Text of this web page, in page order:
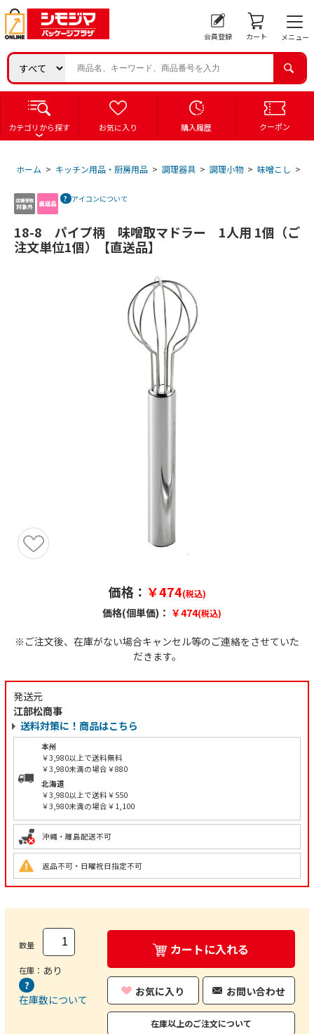
会員登録 カート メニュー
カテゴリから探す お気に入り 購入履歴 クーポン
ホーム > キッチン用品・厨房用品 > 調理器具 > 調理小物 > 味噌こし >
アイコンについて
18-8 パイプ柄 味噌取マドラー 1人用 1個（ご
注文単位1個）【直送品】
価格： ￥474(税込)
価格(個単価)： ￥474(税込)
※ご注文後、在庫がない場合キャンセル等のご連絡をさせていた
だきます。
発送元
江部松商事
送料対策に！商品はこちら
本州
￥3,980以上で送料無料
￥3,980未満の場合￥880
北海道
￥3,980以上で送料￥550
￥3,980未満の場合￥1,100
沖縄・離島配送不可
返品不可・日曜祝日指定不可
数量
在庫： あり
在庫数について
カートに入れる
お気に入り お問い合わせ
在庫以上のご注文について